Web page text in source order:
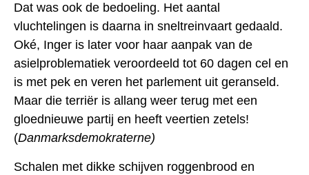
Dat was ook de bedoeling. Het aantal
vluchtelingen is daarna in sneltreinvaart gedaald.
Oké, Inger is later voor haar aanpak van de
asielproblematiek veroordeeld tot 60 dagen cel en
is met pek en veren het parlement uit geranseld.
Maar die terriër is allang weer terug met een
gloednieuwe partij en heeft veertien zetels!
(Danmarksdemokraterne)
Schalen met dikke schijven roggenbrood en